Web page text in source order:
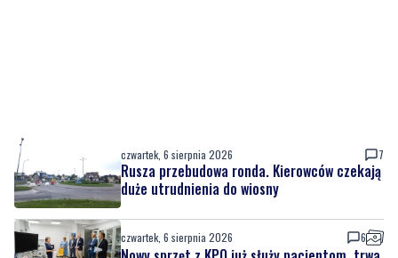
czwartek, 6 sierpnia 2026 6
Nowy sprzęt z KPO już służy pacjentom, trwa
czwartek, 6 sierpnia 2026 4